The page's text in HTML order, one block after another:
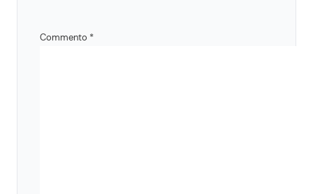
Commento *